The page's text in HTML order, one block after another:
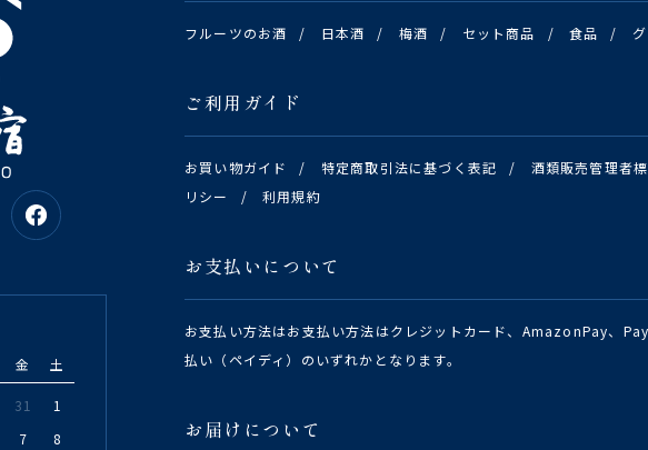
フルーツのお酒 / 日本酒 / 梅酒 / セット商品 / 食品 /
ご利用ガイド
お買い物ガイド / 特定商取引法に基づく表記 / 酒類販売管理者
リシー
/ 利用規約
お支払いについて
お支払い方法はお支払い方法はクレジットカード、AmazonPay、
払い（ペイディ）のいずれかとなります。
お届けについて
金 土
31
1
7
8